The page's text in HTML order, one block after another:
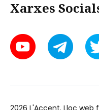
Xarxes